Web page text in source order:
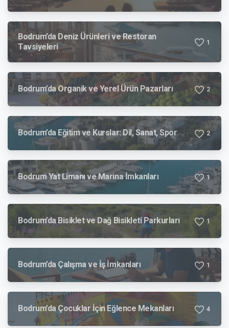
Bodrum’da Deniz Ürünleri ve Restoran
Tavsiyeleri
1
Bodrum’da Organik ve Yerel Ürün Pazarları 2
Bodrum’da Eğitim ve Kurslar: Dil, Sanat, Spor 2
Bodrum Yat Limanı ve Marina İmkanları 1
Bodrum’da Bisiklet ve Dağ Bisikleti Parkurları 1
Bodrum’da Çalışma ve İş İmkanları 1
Bodrum’da Çocuklar İçin Eğlence Mekanları 4